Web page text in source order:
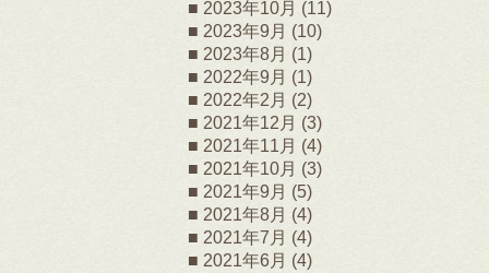
2023年10月 (11)
2023年9月 (10)
2023年8月 (1)
2022年9月 (1)
2022年2月 (2)
2021年12月 (3)
2021年11月 (4)
2021年10月 (3)
2021年9月 (5)
2021年8月 (4)
2021年7月 (4)
2021年6月 (4)